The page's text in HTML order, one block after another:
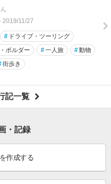
2019/11/27
# ドライブ・ツーリング
ボルダー #一人旅 #動物
街歩き
記一覧
・記録
作成する